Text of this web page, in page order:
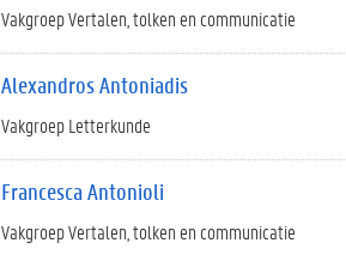
Vakgroep Vertalen, tolken en communicatie
Alexandros Antoniadis
Vakgroep Letterkunde
Francesca Antonioli
Vakgroep Vertalen, tolken en communicatie